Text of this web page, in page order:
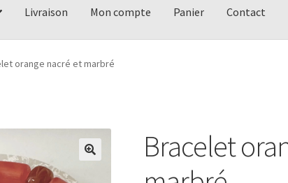
Livraison Mon compte Panier Contact
Privée 23 Contact Livraison
orange nacré et marbré
Bracelet